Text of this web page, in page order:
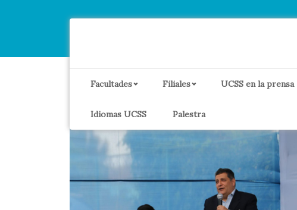
Facultades Filiales UCSS en la prensa
Idiomas UCSS Palestra